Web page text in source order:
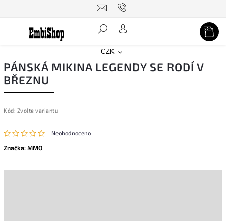
CZK
Hledat
PÁNSKÁ MIKINA LEGENDY SE RODÍ V
BŘEZNU
Kód: Zvolte variantu
Neohodnoceno
Značka:MMO